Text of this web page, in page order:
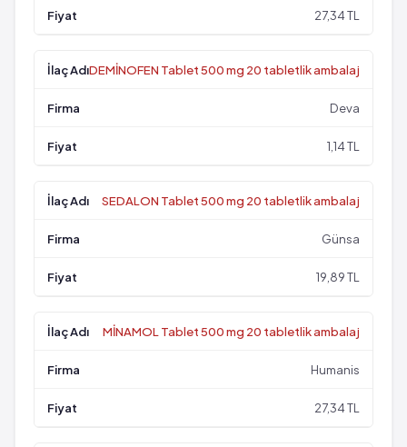
27,34 TL
DEMİNOFEN Tablet 500 mg 20 tabletlik ambalaj
Deva
1,14 TL
SEDALON Tablet 500 mg 20 tabletlik ambalaj
Günsa
19,89 TL
MİNAMOL Tablet 500 mg 20 tabletlik ambalaj
Humanis
27,34 TL